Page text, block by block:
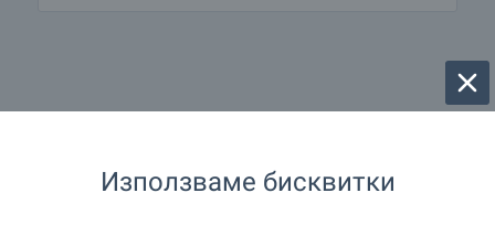
Използваме бисквитки